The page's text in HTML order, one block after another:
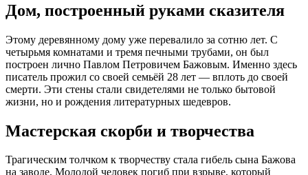
Дом, построенный руками сказителя
Этому деревянному дому уже перевалило за сотню лет. С
четырьмя комнатами и тремя печными трубами, он был
построен лично Павлом Петровичем Бажовым. Именно здесь
писатель прожил со своей семьёй 28 лет — вплоть до своей
смерти. Эти стены стали свидетелями не только бытовой
жизни, но и рождения литературных шедевров.
Мастерская скорби и творчества
Трагическим толчком к творчеству стала гибель сына Бажова
на заводе. Молодой человек погиб при взрыве, который